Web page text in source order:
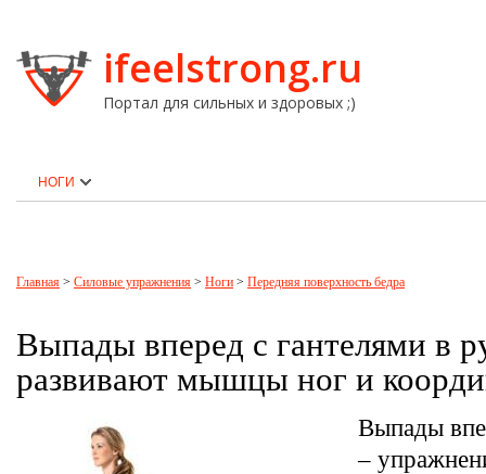
ifeelstrong.ru
Портал для сильных и здоровых ;)
НОГИ
Главная > Силовые упражнения > Ноги > Передняя поверхность бедра
Выпады вперед с гантелями в
развивают мышцы ног и
Выпады
–